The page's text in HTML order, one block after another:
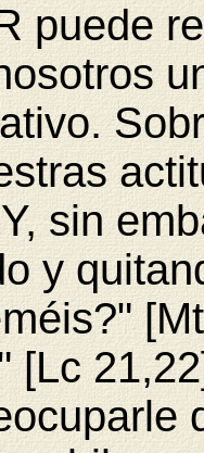
puede
sin
y
[Lc